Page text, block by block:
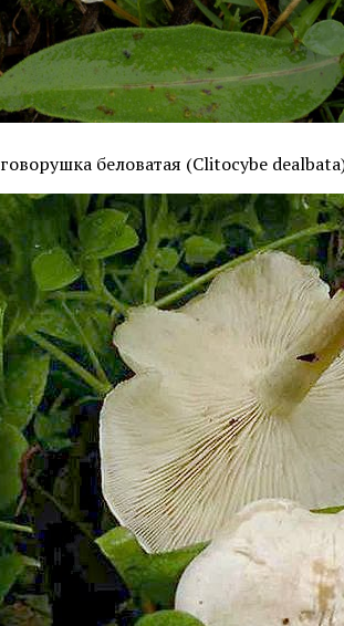
говорушка беловатая (Clitocybe